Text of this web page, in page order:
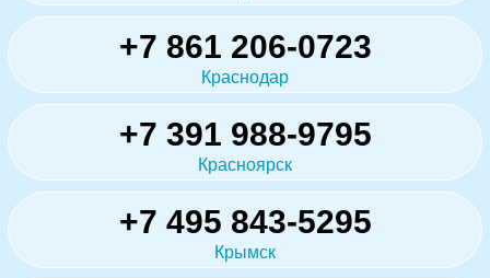
+7 861 206-0723
Краснодар
+7 391 988-9795
Красноярск
+7 495 843-5295
Крымск